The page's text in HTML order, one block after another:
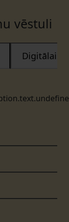
vēstuli
Digitālais